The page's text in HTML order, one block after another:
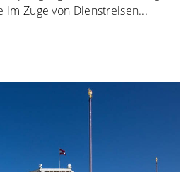
im Zuge von Dienstreisen...